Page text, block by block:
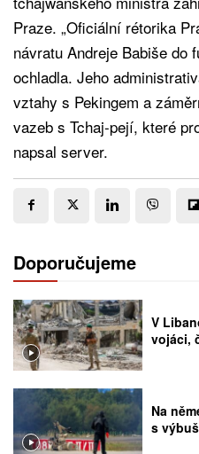
Praze. „Oficiální rétorika
návratu Andreje Babiše do
ochladla. Jeho
vztahy s Pekingem a
vazeb s Tchaj-pejí, které
napsal server.
Doporučujeme
V
vojáci,
Na
s